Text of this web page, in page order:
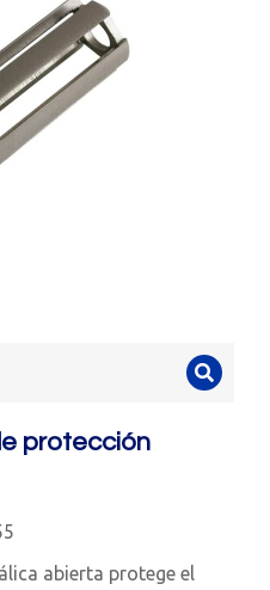
protección
abierta protege el